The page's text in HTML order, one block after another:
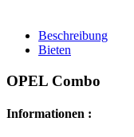
Beschreibung
Bieten
OPEL Combo
Informationen :